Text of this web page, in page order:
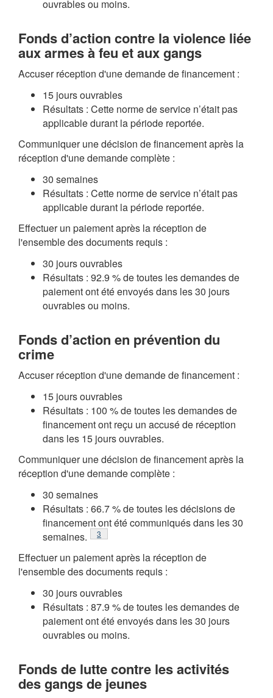
ouvrables ou moins.
Fonds d’action contre la violence liée
aux armes à feu et aux gangs
Accuser réception d'une demande de financement :
15 jours ouvrables
Résultats : Cette norme de service n’était pas
applicable durant la période reportée.
Communiquer une décision de financement après la
réception d'une demande complète :
30 semaines
Résultats : Cette norme de service n’était pas
applicable durant la période reportée.
Effectuer un paiement après la réception de
l'ensemble des documents requis :
30 jours ouvrables
Résultats : 92.9 % de toutes les demandes de
paiement ont été envoyés dans les 30 jours
ouvrables ou moins.
Fonds d’action en prévention du
crime
Accuser réception d'une demande de financement :
15 jours ouvrables
Résultats : 100 % de toutes les demandes de
financement ont reçu un accusé de réception
dans les 15 jours ouvrables.
Communiquer une décision de financement après la
réception d'une demande complète :
30 semaines
Résultats : 66.7 % de toutes les décisions de
financement ont été communiqués dans les 30
semaines.
Note de bas de page
3
Effectuer un paiement après la réception de
l'ensemble des documents requis :
30 jours ouvrables
Résultats : 87.9 % de toutes les demandes de
paiement ont été envoyés dans les 30 jours
ouvrables ou moins.
Fonds de lutte contre les activités
des gangs de jeunes